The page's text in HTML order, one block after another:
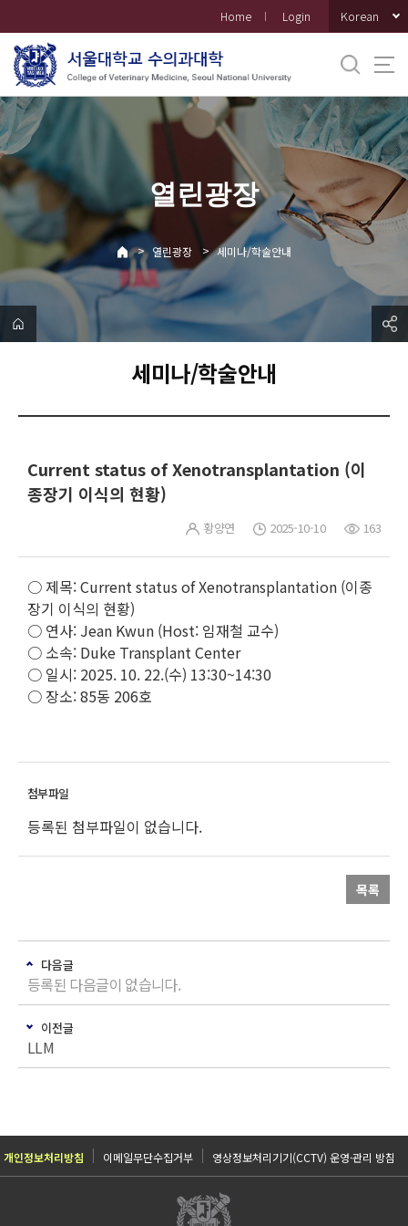
로
메
뉴
Home Login Korean
열린광장
> 열린광장 > 세미나/학술안내
세미나/학술안내
Current status of Xenotransplantation (이
종장기 이식의 현황)
황양연 2025-10-10 163
○ 제목: Current status of Xenotransplantation (이종
장기 이식의 현황)
○ 연사: Jean Kwun (Host: 임재철 교수)
○ 소속: Duke Transplant Center
○ 일시: 2025. 10. 22.(수) 13:30~14:30
○ 장소: 85동 206호
등록된 첨부파일이 없습니다.
목록
다음글
등록된 다음글이 없습니다.
이전글
LLM
개인정보처리방침 이메일무단수집거부 영상정보처리기기(CCTV) 운영·관리 방침